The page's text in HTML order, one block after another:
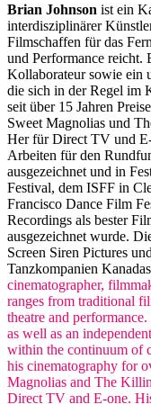
Brian Johnson ist ein
interdisziplinärer
Filmschaffen für das
und Performance reicht.
Kollaborateur sowie ein
die sich in der Regel im
seit über 15 Jahren
Sweet Magnolias und
Her für Direct TV und
Arbeiten für den
ausgezeichnet und in
Festival, dem ISFF in
Francisco Dance Film
Recordings als bester
ausgezeichnet wurde.
Screen Siren Pictures
Tanzkompanien
cinematographer,
ranges from traditional
theatre and
as well as an
within the continuum of
his cinematography for
Magnolias and The
Direct TV and E-one.